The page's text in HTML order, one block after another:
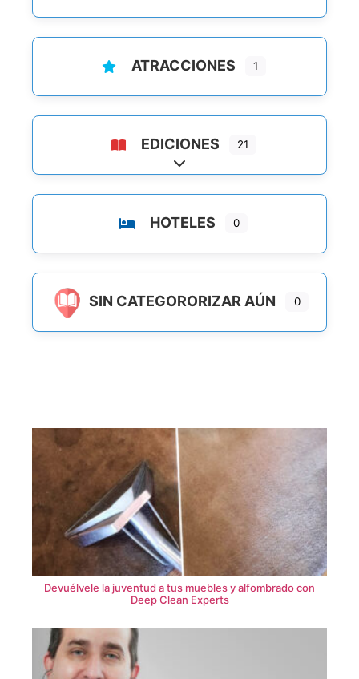
ATRACCIONES 1
EDICIONES 21
Ampliar sub-categorias
HOTELES 0
SIN CATEGORORIZAR AÚN 0
Devuélvele la juventud a tus muebles y alfombrado con
Deep Clean Experts